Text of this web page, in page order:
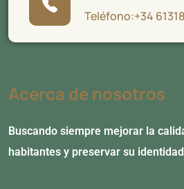
Teléfono:+34
Acerca de nosotros
Buscando siempre mejorar la
habitantes y preservar su